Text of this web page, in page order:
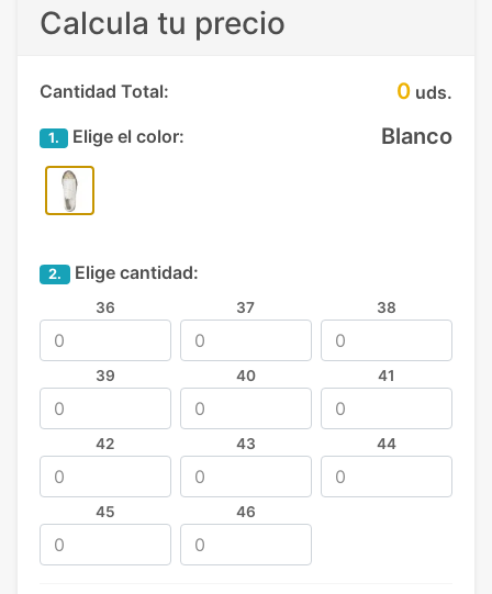
Calcula tu precio
Cantidad Total: 0 uds.
1. Elige el color: Blanco
2. Elige cantidad:
36 37 38
39 40 41
42 43 44
45 46